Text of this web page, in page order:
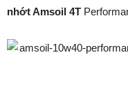
nhớt Amsoil 4T